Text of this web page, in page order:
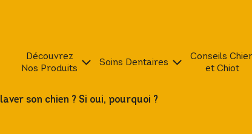
Découvrez
Nos Produits
Soins Dentaires
Conseils
et Chiot
son chien ? Si oui, pourquoi ?